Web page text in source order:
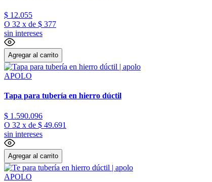
$ 12.055
O 32 x de $ 377
sin intereses
Agregar al carrito
APOLO
Tapa para tubería en hierro dúctil
$ 1 .590.096
O 32 x de $ 49.691
sin intereses
Agregar al carrito
APOLO